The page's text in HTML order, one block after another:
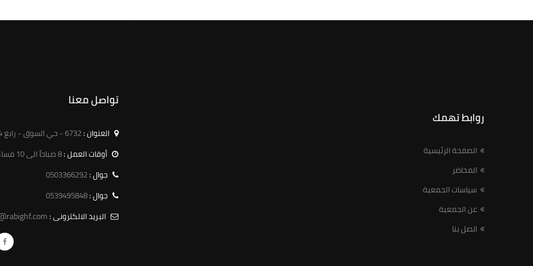
روابط تهمك
الصفحة الرئيسية
المحاضر
سياسات الجمعية
عن الجمعية
اتصل بنا
تواصل معنا
العنوان :6732 - حي السوق - رابغ 25754 - 3189
أوقات العمل :8 صباحاً الى 10 مساءً
جوال :0503366292
جوال :0539495848
البريد الالكترونى :